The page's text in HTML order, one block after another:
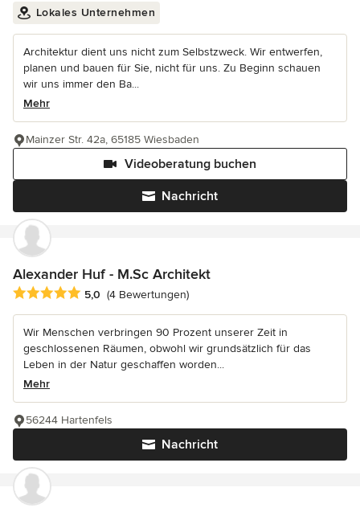
Lokales Unternehmen
Architektur dient uns nicht zum Selbstzweck. Wir entwerfen,
planen und bauen für Sie, nicht für uns. Zu Beginn schauen
wir uns immer den Ba...
Mehr
Nachricht
Videoberatung buchen
Mainzer Str. 42a, 65185 Wiesbaden
Alexander Huf - M.Sc Architekt
Durchschnittliche Bewertung: 5 von 5 Sternen
5,0 (4 Bewertungen)
Wir Menschen verbringen 90 Prozent unserer Zeit in
geschlossenen Räumen, obwohl wir grundsätzlich für das
Leben in der Natur geschaffen worden...
Mehr
Nachricht
56244 Hartenfels